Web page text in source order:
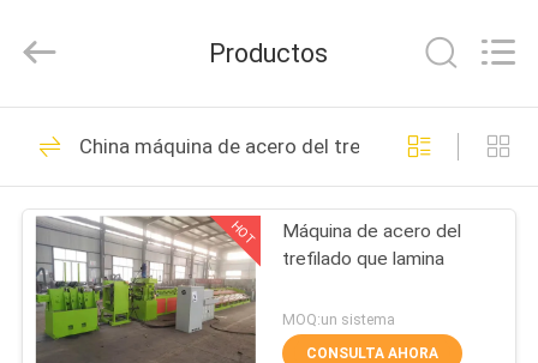
HOGAR
PRODUCTOS
DEMOSTRACIÓN
DE
Mesh
Products
All
Reserved.
Alambre Mesh
Welding Machines
101
Productos
China máquina de acero del trefilado
HOT
Máquina de acero del
trefilado que lamina
MOQ:un sistema
CONSULTA AHORA